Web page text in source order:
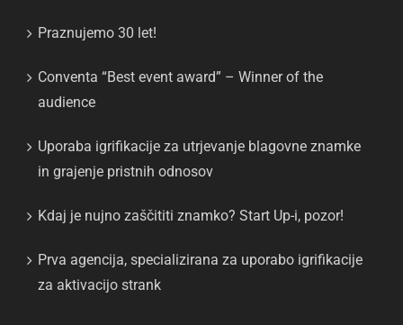
Praznujemo 30 let!
Conventa “Best event award” – Winner of the
audience
Uporaba igrifikacije za utrjevanje blagovne znamke
in grajenje pristnih odnosov
Kdaj je nujno zaščititi znamko? Start Up-i, pozor!
Prva agencija, specializirana za uporabo igrifikacije
za aktivacijo strank